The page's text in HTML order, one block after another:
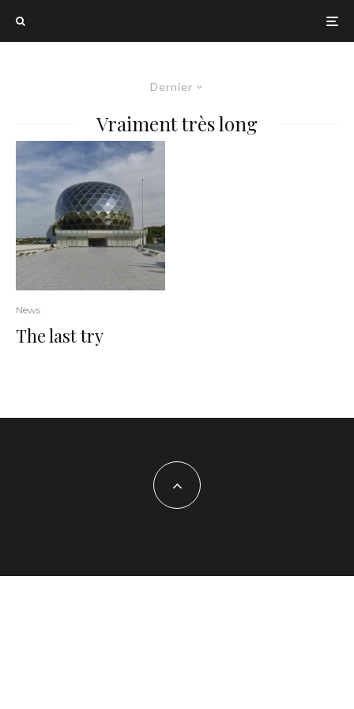
Dernier
Vraiment très long
News
The last try